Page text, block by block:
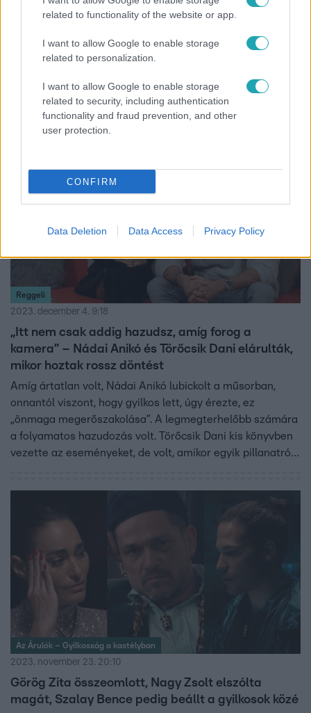
related to functionality of the website or app.
I want to allow Google to enable storage
related to personalization.
I want to allow Google to enable storage
related to security, including authentication
functionality and fraud prevention, and other
user protection.
CONFIRM
Data Deletion Data Access Privacy Policy
Szita Bence gyilkosai, akik akkor még tagadtak
ezen a napon a Fókusz. 2012 őszén az egész országot
sokkolta az az embertelen brutalitás, ahogy kivégezték a
mindössze 11 éves Szita Bencét. A fiú nevelőanyja két
hajléktalant fogadott fel a gyermek kivégzésére. Az eset
rengeteg kérdést felvetett.
Reggeli
2023. december 4. 9:18
„Itt nem csak addig hazudsz, amíg forog a
kamera” – Nádai Anikó és Törőcsik Dani elárulták,
mikor hoztak rossz döntést
Amíg ártatlan volt, Nádai Anikó lubickolt a műsorban,
onnantól viszont, hogy gyilkos lett, úgy érezte, ez
„önmaga megerőszakolása”. A legmegterhelőbb számára
a folyamatos hazudozás volt. Törőcsik Dani kis könyvben
vezette az eseményeket, de volt, amikor egyik pillanatról
rossz döntést, és Anikó reagált azokra a vádakra is,
miszerint csalt a játékban.
Az Árulók – Gyilkosság a kastélyban
2023. november 23. 20:10
Görög Zita összeomlott, Nagy Zsolt elszólta
magát, Szalay Bence pedig beállt a gyilkosok közé